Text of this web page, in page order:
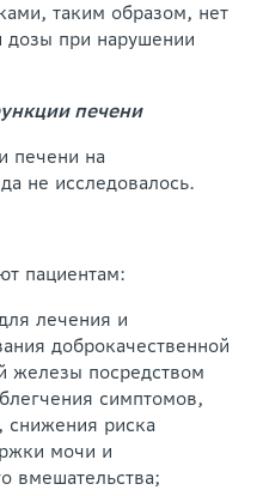
таким образом, нет
дозы при нарушении
печени
печени на
не исследовалось.
пациентам:
лечения и
доброкачественной
железы посредством
симптомов,
снижения риска
мочи и
вмешательства;